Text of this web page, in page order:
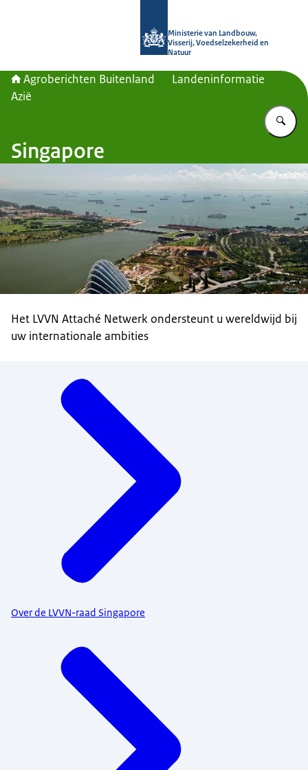
Ministerie van Landbouw,
Visserij, Voedselzekerheid en
Natuur
Agroberichten Buitenland
Landeninformatie
Azië
Singapore
Het LVVN Attaché Netwerk ondersteunt u wereldwijd bij
uw internationale ambities
Over de LVVN-raad Singapore